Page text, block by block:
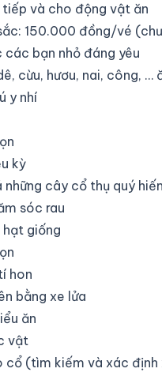
và cho động vật ăn
150.000 đồng/vé
các bạn nhỏ đáng yêu
cừu, hươu, nai, công, …
y nhí
kỳ
những cây cổ thụ quý
sóc rau
hạt giống
hon
bằng xe lửa
ăn
vật
cổ (tìm kiếm và xác